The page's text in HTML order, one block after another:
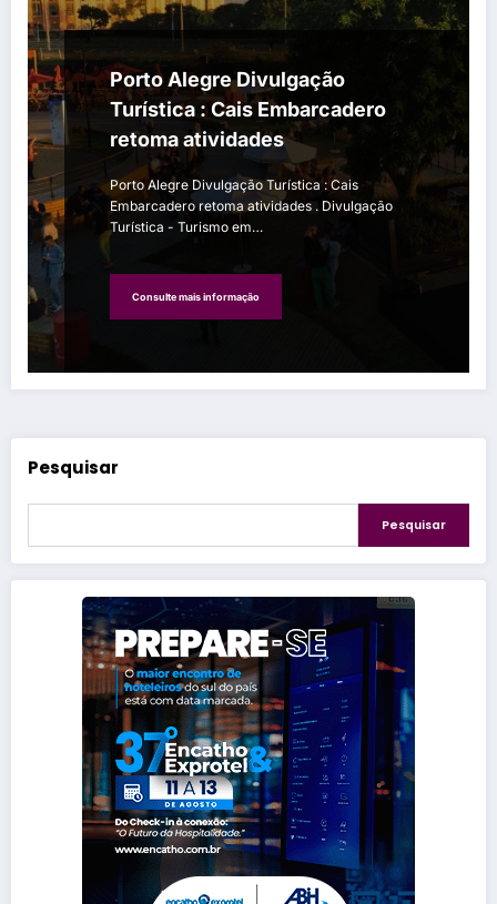
Porto Alegre Divulgação
Turística : Cais Embarcadero
retoma atividades
Porto Alegre Divulgação Turística : Cais
Embarcadero retoma atividades . Divulgação
Turística - Turismo em…
Consulte mais informação
Pesquisar
Pesquisar